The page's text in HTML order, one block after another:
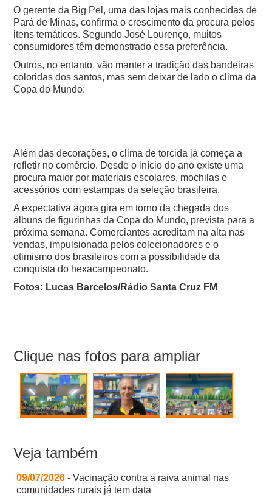
O gerente da Big Pel, uma das lojas mais conhecidas de
Pará de Minas, confirma o crescimento da procura pelos
itens temáticos. Segundo José Lourenço, muitos
consumidores têm demonstrado essa preferência.
Outros, no entanto, vão manter a tradição das bandeiras
coloridas dos santos, mas sem deixar de lado o clima da
Copa do Mundo:
Além das decorações, o clima de torcida já começa a
refletir no comércio. Desde o início do ano existe uma
procura maior por materiais escolares, mochilas e
acessórios com estampas da seleção brasileira.
A expectativa agora gira em torno da chegada dos
álbuns de figurinhas da Copa do Mundo, prevista para a
próxima semana. Comerciantes acreditam na alta nas
vendas, impulsionada pelos colecionadores e o
otimismo dos brasileiros com a possibilidade da
conquista do hexacampeonato.
Fotos: Lucas Barcelos/Rádio Santa Cruz FM
Clique nas fotos para ampliar
Veja também
09/07/2026 - Vacinação contra a raiva animal nas
comunidades rurais já tem data